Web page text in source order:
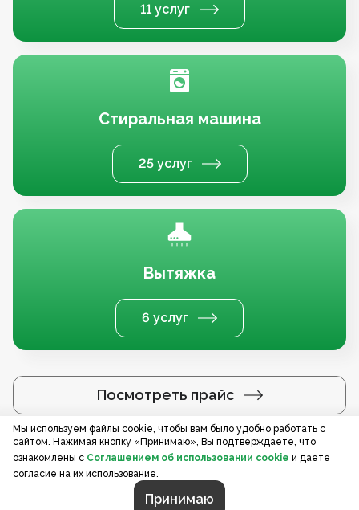
11 услуг
Стиральная машина
25 услуг
Вытяжка
6 услуг
Посмотреть прайс
Услуги по регионам
Мы используем файлы cookie, чтобы вам было удобно работать с
сайтом. Нажимая кнопку «Принимаю», Вы подтверждаете, что
ознакомлены с Соглашением об использовании cookie и даете
согласие на их использование.
Принимаю